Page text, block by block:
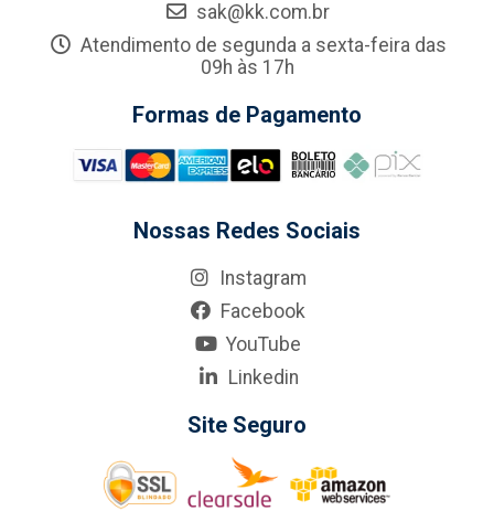
sak@kk.com.br
Atendimento de segunda a sexta-feira das
09h às 17h
Formas de Pagamento
Nossas Redes Sociais
Instagram
Facebook
YouTube
Linkedin
Site Seguro